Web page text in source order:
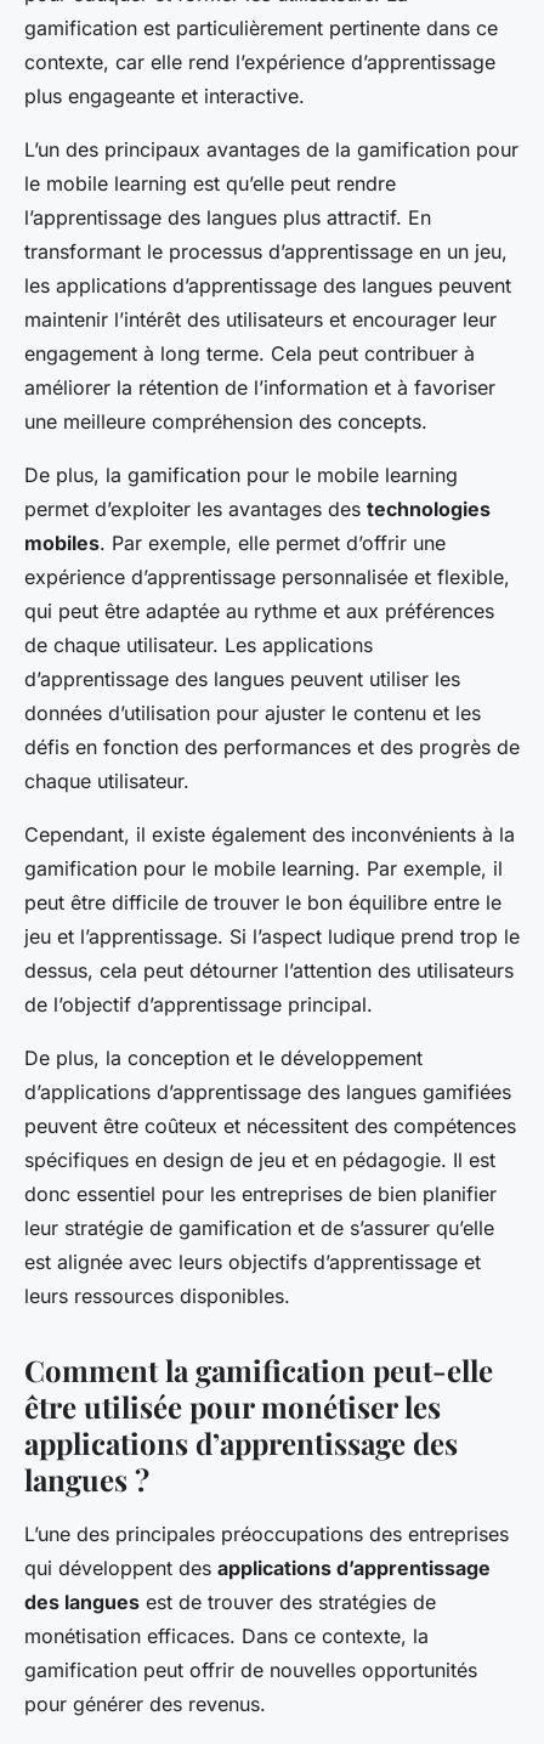
gamification est particulièrement pertinente dans ce
contexte, car elle rend l’expérience d’apprentissage
plus engageante et interactive.
L’un des principaux avantages de la gamification pour
le mobile learning est qu’elle peut rendre
l’apprentissage des langues plus attractif. En
transformant le processus d’apprentissage en un jeu,
les applications d’apprentissage des langues peuvent
maintenir l’intérêt des utilisateurs et encourager leur
engagement à long terme. Cela peut contribuer à
améliorer la rétention de l’information et à favoriser
une meilleure compréhension des concepts.
De plus, la gamification pour le mobile learning
permet d’exploiter les avantages des technologies
mobiles. Par exemple, elle permet d’offrir une
expérience d’apprentissage personnalisée et flexible,
qui peut être adaptée au rythme et aux préférences
de chaque utilisateur. Les applications
d’apprentissage des langues peuvent utiliser les
données d’utilisation pour ajuster le contenu et les
défis en fonction des performances et des progrès de
chaque utilisateur.
Cependant, il existe également des inconvénients à la
gamification pour le mobile learning. Par exemple, il
peut être difficile de trouver le bon équilibre entre le
jeu et l’apprentissage. Si l’aspect ludique prend trop le
dessus, cela peut détourner l’attention des utilisateurs
de l’objectif d’apprentissage principal.
De plus, la conception et le développement
d’applications d’apprentissage des langues gamifiées
peuvent être coûteux et nécessitent des compétences
spécifiques en design de jeu et en pédagogie. Il est
donc essentiel pour les entreprises de bien planifier
leur stratégie de gamification et de s’assurer qu’elle
est alignée avec leurs objectifs d’apprentissage et
leurs ressources disponibles.
Comment la gamification peut-elle
être utilisée pour monétiser les
applications d’apprentissage des
langues ?
L’une des principales préoccupations des entreprises
qui développent des applications d’apprentissage
des langues est de trouver des stratégies de
monétisation efficaces. Dans ce contexte, la
gamification peut offrir de nouvelles opportunités
pour générer des revenus.